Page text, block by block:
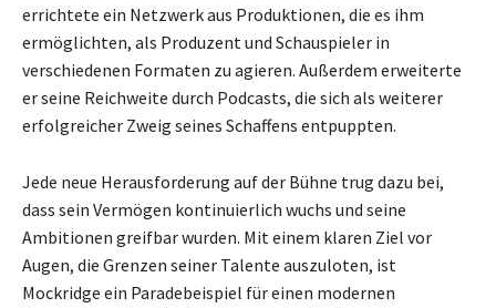
errichtete ein Netzwerk aus Produktionen, die es ihm
ermöglichten, als Produzent und Schauspieler in
verschiedenen Formaten zu agieren. Außerdem erweiterte
er seine Reichweite durch Podcasts, die sich als weiterer
erfolgreicher Zweig seines Schaffens entpuppten.
Jede neue Herausforderung auf der Bühne trug dazu bei,
dass sein Vermögen kontinuierlich wuchs und seine
Ambitionen greifbar wurden. Mit einem klaren Ziel vor
Augen, die Grenzen seiner Talente auszuloten, ist
Mockridge ein Paradebeispiel für einen modernen